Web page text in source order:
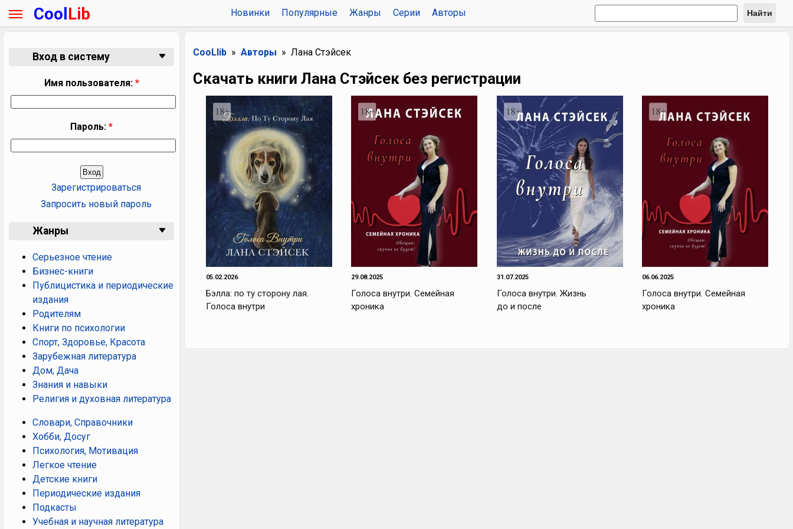
Cool Lib Найти
Новинки Популярные Жанры Серии Авторы
Вход в систему
Имя пользователя: *
Пароль: *
Зарегистрироваться
Запросить новый пароль
Жанры
Серьезное чтение
Бизнес-книги
Публицистика и периодические
издания
Родителям
Книги по психологии
Спорт, Здоровье, Красота
Зарубежная литература
Дом, Дача
Знания и навыки
Религия и духовная литература
Словари, Справочники
Хобби, Досуг
Психология, Мотивация
Легкое чтение
Детские книги
Периодические издания
Подкасты
Учебная и научная литература
CooLlib Авторы Лана Стэйсек
Скачать книги Лана Стэйсек без регистрации
05.02.2026
Бэлла: по ту сторону лая.
Голоса внутри
29.08.2025
Голоса внутри. Семейная
хроника
31.07.2025
Голоса внутри. Жизнь
до и после
06.06.2025
Голоса внутри. Семейная
хроника